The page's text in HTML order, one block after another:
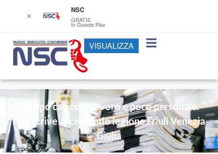
Troppo carico di lavoro e poco personale.
Nsc scrive al comando legione Friuli Venezia
Giulia
✕
NSC
GRATIS
In Google Play
VISUALIZZA